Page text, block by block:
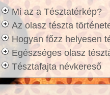
Mi az a Tésztatérkép?
Az olasz tészta
Hogyan főzz helyesen
Egészséges olasz
Tésztafajta névkereső